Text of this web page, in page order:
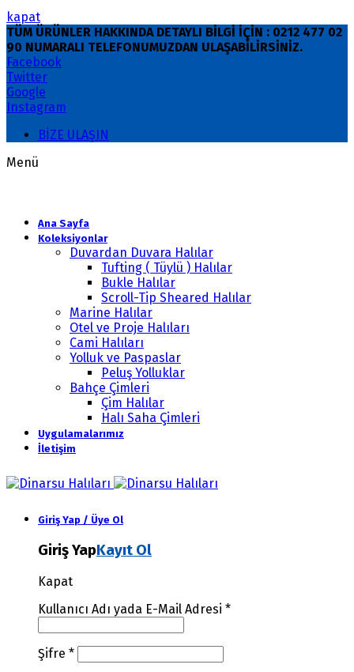
kapat
TÜM ÜRÜNLER HAKKINDA DETAYLI BİLGİ İÇİN : 0212 477 02
90 NUMARALI TELEFONUMUZDAN ULAŞABİLİRSİNİZ.
Facebook
Twitter
Google
Instagram
BİZE ULAŞIN
Menü
Ana Sayfa
Koleksiyonlar
Duvardan Duvara Halılar
Tufting ( Tüylü ) Halılar
Bukle Halılar
Scroll-Tip Sheared Halılar
Marine Halılar
Otel ve Proje Halıları
Cami Halıları
Yolluk ve Paspaslar
Peluş Yolluklar
Bahçe Çimleri
Çim Halılar
Halı Saha Çimleri
Uygulamalarımız
İletişim
Giriş Yap / Üye Ol
Giriş YapKayıt Ol
Kapat
Kullanıcı Adı yada E-Mail Adresi *
Şifre *